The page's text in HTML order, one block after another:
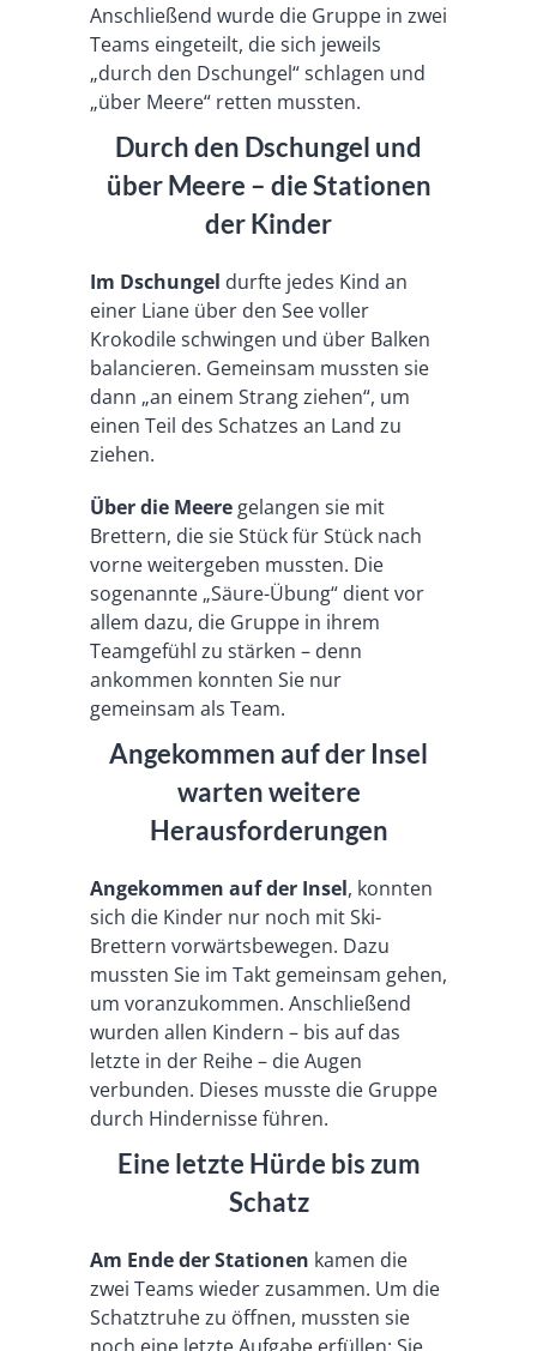
Anschließend wurde die Gruppe in zwei
Teams eingeteilt, die sich jeweils
„durch den Dschungel“ schlagen und
„über Meere“ retten mussten.
Durch den Dschungel und
über Meere – die Stationen
der Kinder
Im Dschungel durfte jedes Kind an
einer Liane über den See voller
Krokodile schwingen und über Balken
balancieren. Gemeinsam mussten sie
dann „an einem Strang ziehen“, um
einen Teil des Schatzes an Land zu
ziehen.
Über die Meeregelangen sie mit
Brettern, die sie Stück für Stück nach
vorne weitergeben mussten. Die
sogenannte „Säure-Übung“ dient vor
allem dazu, die Gruppe in ihrem
Teamgefühl zu stärken – denn
ankommen konnten Sie nur
gemeinsam als Team.
Angekommen auf der Insel
warten weitere
Herausforderungen
Angekommen auf der Insel, konnten
sich die Kinder nur noch mit Ski-
Brettern vorwärtsbewegen. Dazu
mussten Sie im Takt gemeinsam gehen,
um voranzukommen. Anschließend
wurden allen Kindern – bis auf das
letzte in der Reihe – die Augen
verbunden. Dieses musste die Gruppe
durch Hindernisse führen.
Eine letzte Hürde bis zum
Schatz
Am Ende der Stationen kamen die
zwei Teams wieder zusammen. Um die
Schatztruhe zu öffnen, mussten sie